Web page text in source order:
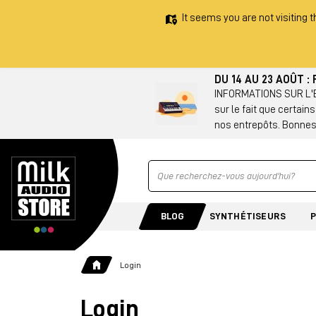
It seems you are not visiting
DU 14 AU 23 AOÛT :
INFORMATIONS
sur le fait que
nos entrepôts.
Ricerca
BLOG SYNTHÉTISEURS
Login
Login